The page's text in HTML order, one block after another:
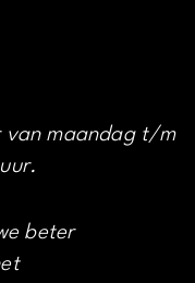
van maandag t/m
beter